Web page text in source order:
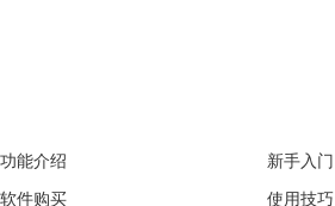
功能介绍
软件购买
新手入门
使用技巧